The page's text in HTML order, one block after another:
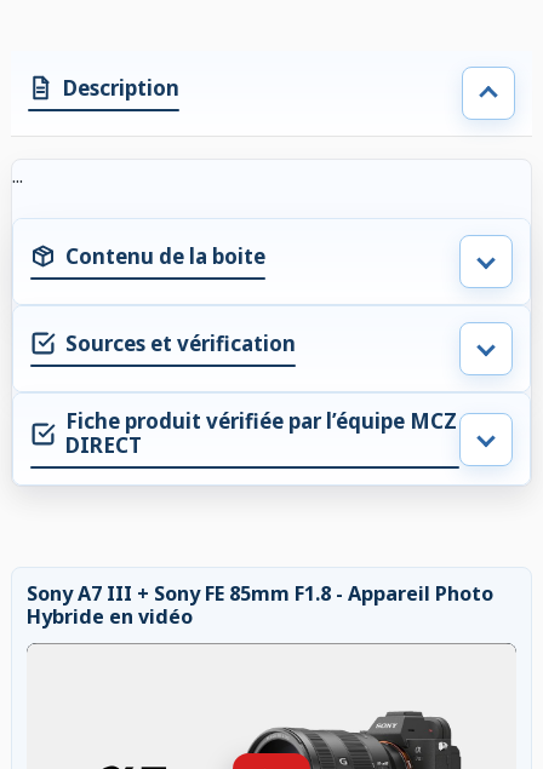
Description
...
Contenu de la boite
Sources et vérification
Fiche produit vérifiée par l’équipe MCZ
DIRECT
Sony A7 III + Sony FE 85mm F1.8 - Appareil Photo
Hybride en vidéo